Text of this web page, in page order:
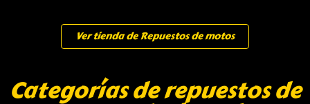
Ver tienda de Repuestos de motos
Categorías de repuestos de